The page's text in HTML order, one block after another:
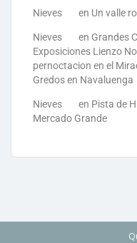
Nieves en Un valle
Nieves en Grandes
Exposiciones Lienzo
pernoctacion en el
Gredos en Navaluenga
Nieves en Pista de
Mercado Grande